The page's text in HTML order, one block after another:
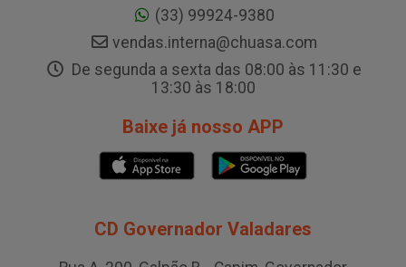
(33) 99924-9380
vendas.interna@chuasa.com
De segunda a sexta das 08:00 às 11:30 e
13:30 às 18:00
Baixe já nosso APP
CD Governador Valadares